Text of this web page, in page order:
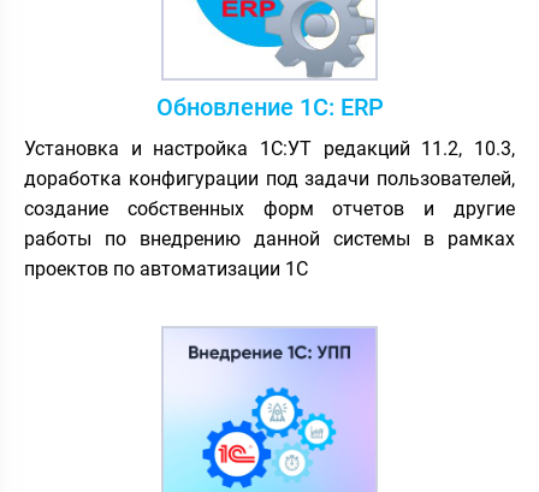
Обновление 1С: ERP
Установка и настройка 1С:УТ редакций 11.2, 10.3,
доработка конфигурации под задачи пользователей,
создание собственных форм отчетов и другие
работы по внедрению данной системы в рамках
проектов по автоматизации 1С